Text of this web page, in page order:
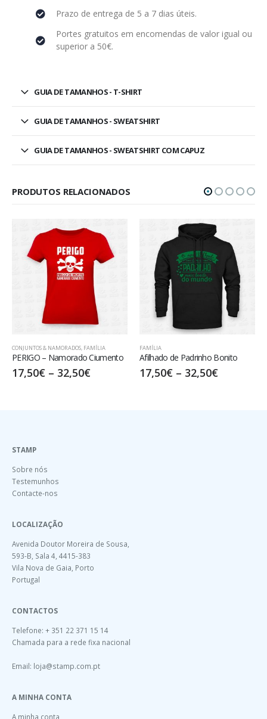
Prazo de entrega de 5 a 7 dias úteis.
Portes gratuitos em encomendas de valor igual ou
superior a 50€.
GUIA DE TAMANHOS - T-SHIRT
GUIA DE TAMANHOS - SWEATSHIRT
GUIA DE TAMANHOS - SWEATSHIRT COM CAPUZ
PRODUTOS RELACIONADOS
CONJUNTOS & NAMORADOS, FAMÍLIA
PERIGO – Namorado Ciumento
17,50€ – 32,50€
FAMÍLIA
Afilhado de Padrinho Bonito
17,50€ – 32,50€
STAMP
Sobre nós
Testemunhos
Contacte-nos
LOCALIZAÇÃO
Avenida Doutor Moreira de Sousa,
593-B, Sala 4, 4415-383
Vila Nova de Gaia, Porto
Portugal
CONTACTOS
Telefone: + 351 22 371 15 14
Chamada para a rede fixa nacional
Email: loja@stamp.com.pt
A MINHA CONTA
A minha conta